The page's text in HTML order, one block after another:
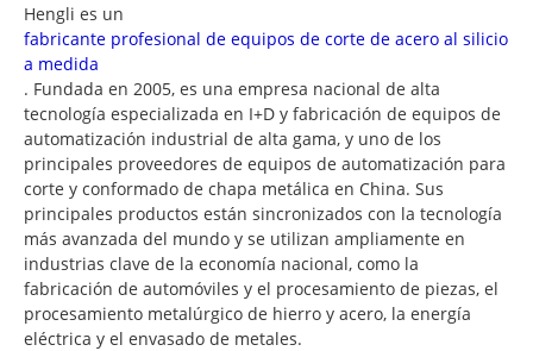
Hengli es un
fabricante profesional de equipos de corte de acero al silicio
a medida
. Fundada en 2005, es una empresa nacional de alta
tecnología especializada en I+D y fabricación de equipos de
automatización industrial de alta gama, y uno de los
principales proveedores de equipos de automatización para
corte y conformado de chapa metálica en China. Sus
principales productos están sincronizados con la tecnología
más avanzada del mundo y se utilizan ampliamente en
industrias clave de la economía nacional, como la
fabricación de automóviles y el procesamiento de piezas, el
procesamiento metalúrgico de hierro y acero, la energía
eléctrica y el envasado de metales.